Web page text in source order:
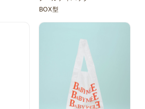
ーチ
BOX型